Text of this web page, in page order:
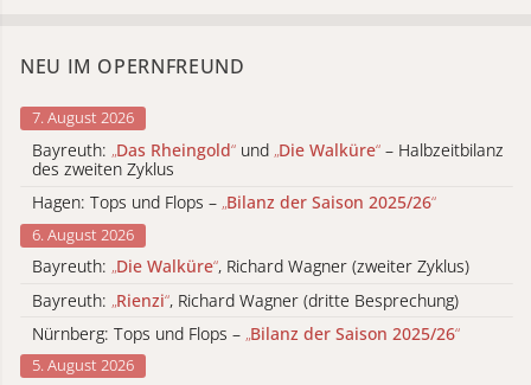
NEU IM OPERNFREUND
7. August 2026
Bayreuth: „Das Rheingold“ und „Die Walküre“ – Halbzeitbilanz
des zweiten Zyklus
Hagen: Tops und Flops – „Bilanz der Saison 2025/26“
6. August 2026
Bayreuth: „Die Walküre“, Richard Wagner (zweiter Zyklus)
Bayreuth: „Rienzi“, Richard Wagner (dritte Besprechung)
Nürnberg: Tops und Flops – „Bilanz der Saison 2025/26“
5. August 2026